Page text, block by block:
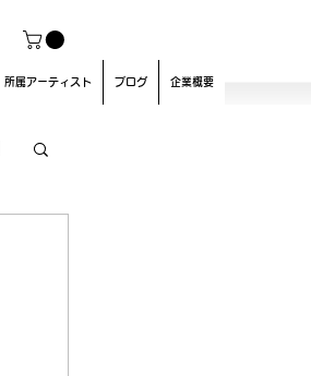
所属アーティスト ブログ 企業概要